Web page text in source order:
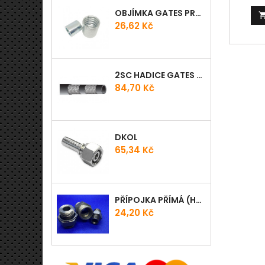
OBJÍMKA GATES PRO-V
Cena
26,62 Kč
2SC HADICE GATES PROV
Cena
84,70 Kč
DKOL
Cena
65,34 Kč
PŘÍPOJKA PŘÍMÁ (HRDLO) GES - WD
Cena
24,20 Kč
s